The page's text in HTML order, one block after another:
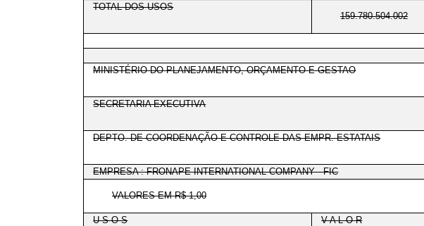
TOTAL DOS USOS
159.780.504.002
MINISTÉRIO DO PLANEJAMENTO, ORÇAMENTO E GESTAO
SECRETARIA EXECUTIVA
DEPTO. DE COORDENAÇÃO E CONTROLE DAS EMPR. ESTATAIS
EMPRESA : FRONAPE INTERNATIONAL COMPANY - FIC
VALORES EM R$ 1,00
U S O S V A L O R